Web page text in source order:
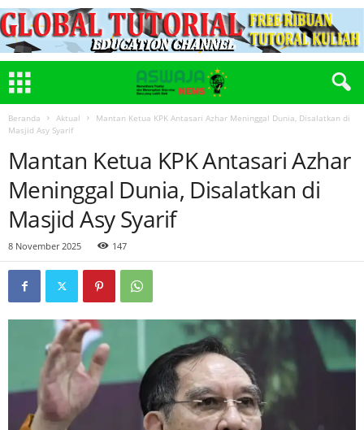
Beranda Aktual
Mantan Ketua KPK Antasari Azhar Meninggal Dunia, Disalatkan di
Masjid Asy Syarif
Mantan Ketua KPK Antasari Azhar
Meninggal Dunia, Disalatkan di
Masjid Asy Syarif
8 November 2025 147